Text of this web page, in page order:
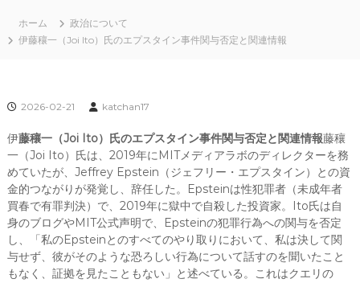
ホーム
政治について
伊藤穰一（Joi Ito）氏のエプスタイン事件関与否定と関連情報
2026-02-21 katchan17
伊藤穰一（Joi Ito）氏のエプスタイン事件関与否定と関連情報藤穰
一（Joi Ito）氏は、2019年にMITメディアラボのディレクターを務
めていたが、Jeffrey Epstein（ジェフリー・エプスタイン）との資
金的つながりが発覚し、辞任した。Epsteinは性犯罪者（未成年者
買春で有罪判決）で、2019年に獄中で自殺した投資家。Ito氏は自
身のブログやMIT公式声明で、Epsteinの犯罪行為への関与を否定
し、「私のEpsteinとのすべてのやり取りにおいて、私は決して関
与せず、彼がそのような恐ろしい行為について話すのを聞いたこと
もなく、証拠を見たこともない」と述べている。これはクエリの